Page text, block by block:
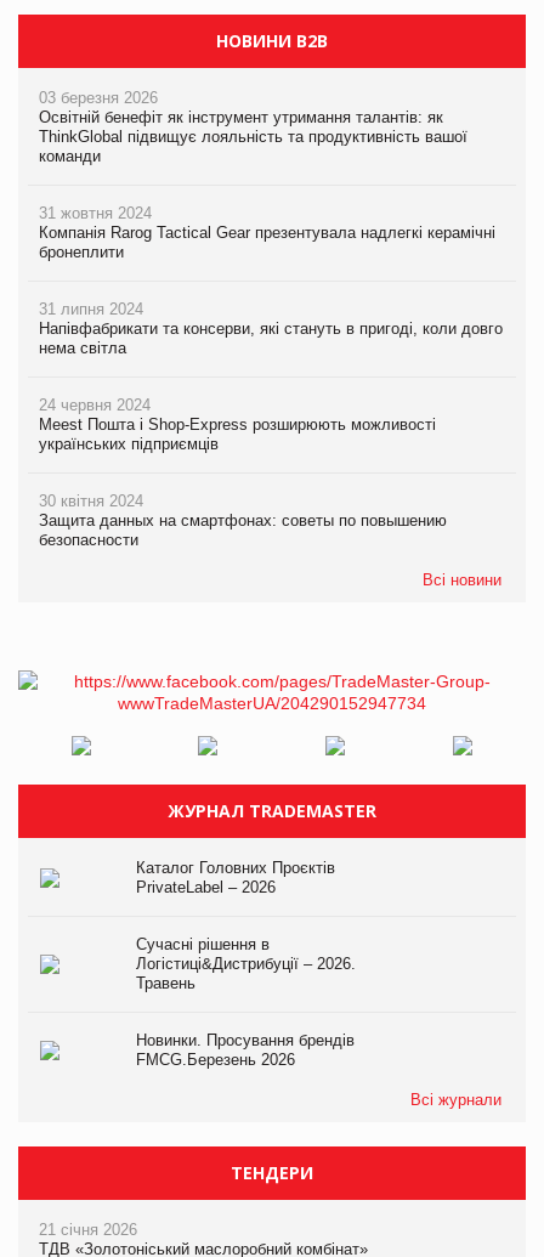
НОВИНИ B2B
03 березня 2026
Освітній бенефіт як інструмент утримання талантів: як
ThinkGlobal підвищує лояльність та продуктивність вашої
команди
31 жовтня 2024
Компанія Rarog Tactical Gear презентувала надлегкі керамічні
бронеплити
31 липня 2024
Напівфабрикати та консерви, які стануть в пригоді, коли довго
нема світла
24 червня 2024
Meest Пошта і Shop-Express розширюють можливості
українських підприємців
30 квітня 2024
Защита данных на смартфонах: советы по повышению
безопасности
Всі новини
ЖУРНАЛ TRADEMASTER
Каталог Головних Проєктів
PrivateLabel – 2026
Сучасні рішення в
Логістиці&Дистрибуції – 2026.
Травень
Новинки. Просування брендів
FMCG.Березень 2026
Всі журнали
ТЕНДЕРИ
21 січня 2026
ТДВ «Золотоніський маслоробний комбінат»